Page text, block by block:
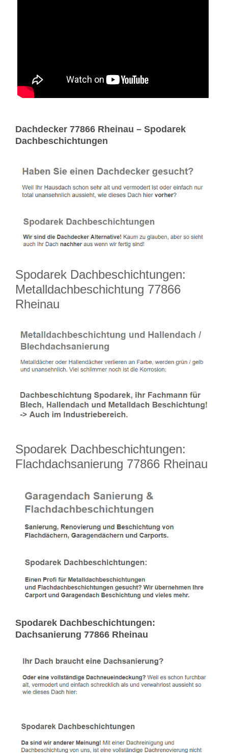
Dachdecker 77866 Rheinau – Spodarek
Dachbeschichtungen
Spodarek Dachbeschichtungen:
Metalldachbeschichtung 77866
Rheinau
Spodarek Dachbeschichtungen:
Flachdachsanierung 77866 Rheinau
Spodarek Dachbeschichtungen:
Dachsanierung 77866 Rheinau